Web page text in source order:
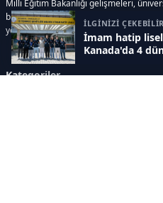
İLGİNİZİ ÇEKEBİLİR
İmam hatip
Kanada'da 4
Milli Eğitim Bakanlığı gelişmeleri,
bilim ve teknoloji alanındaki yenilikler
yer alır.
Kategoriler